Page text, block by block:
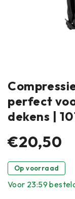
perfect
dekens |
€20,50
Op voorraad
Voor 23:59